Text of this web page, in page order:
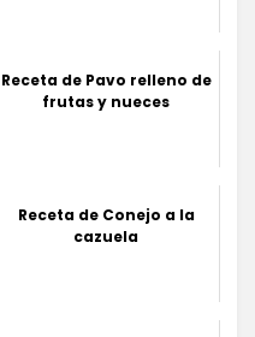
Receta de Pavo relleno de
frutas y nueces
Receta de Conejo a la
cazuela